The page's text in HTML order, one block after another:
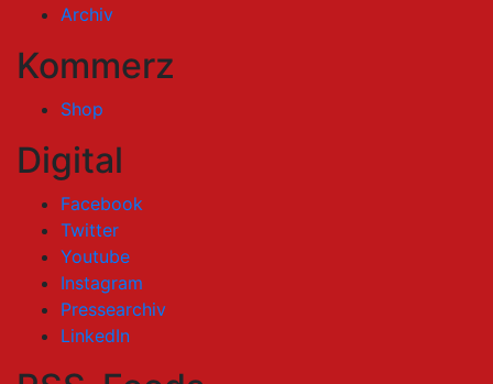
Archiv
Kommerz
Shop
Digital
Facebook
Twitter
Youtube
Instagram
Pressearchiv
LinkedIn